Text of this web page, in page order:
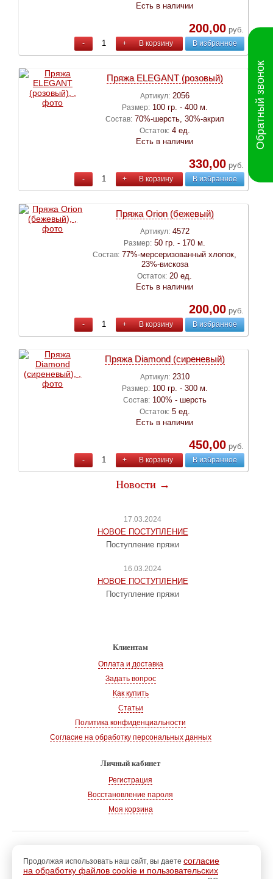
Есть в наличии
200,00руб.
- + В корзину В избранное
Пряжа ELEGANT (розовый)
Артикул: 2056
Размер: 100 гр. - 400 м.
Состав: 70%-шерсть, 30%-акрил
Остаток: 4 ед.
Есть в наличии
330,00руб.
- + В корзину В избранное
Пряжа Orion (бежевый)
Артикул: 4572
Размер: 50 гр. - 170 м.
Состав: 77%-мерсеризованный хлопок,
23%-вискоза
Остаток: 20 ед.
Есть в наличии
200,00руб.
- + В корзину В избранное
Пряжа Diamond (сиреневый)
Артикул: 2310
Размер: 100 гр. - 300 м.
Состав: 100% - шерсть
Остаток: 5 ед.
Есть в наличии
450,00руб.
- + В корзину В избранное
Новости →
17.03.2024
НОВОЕ ПОСТУПЛЕНИЕ
Поступление пряжи
16.03.2024
НОВОЕ ПОСТУПЛЕНИЕ
Поступление пряжи
Клиентам
Оплата и доставка
Задать вопрос
Как купить
Статьи
Политика конфиденциальности
Согласие на обработку персональных данных
Личный кабинет
Регистрация
Восстановление пароля
Моя корзина
г. Волгодонск
Адрес: 347360, Ростовская обл., г. Волгодонск
Обратный звонок
Продолжая использовать наш сайт, вы даете согласие
на обработку файлов cookie и пользовательских